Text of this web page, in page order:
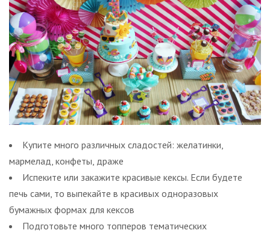
Купите много различных сладостей: желатинки,
мармелад, конфеты, драже
Испеките или закажите красивые кексы. Если будете
печь сами, то выпекайте в красивых одноразовых
бумажных формах для кексов
Подготовьте много топперов тематических